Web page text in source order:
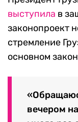
в ходе акции
Кроме того, в
отношении
анонсировала
на том же